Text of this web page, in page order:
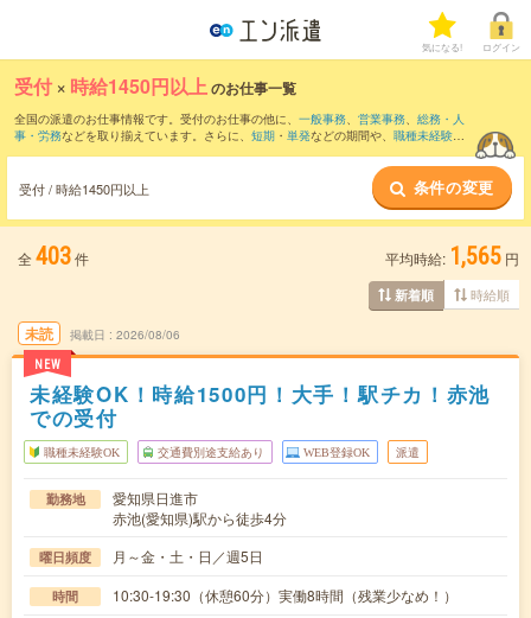
気になる! ログイン
受付 × 時給1450円以上のお仕事一覧
全国の派遣のお仕事情報です。受付のお仕事の他に、 一般事務、 営業事務、 総務・人
事・労務などを取り揃えています。さらに、 短期 ・ 単発などの期間や、 職種未経験OK
受付 / 時給1450円以上 条件の変更
全 403件 平均時給: 1,565 円
新着順 時給順
未読
NEW
掲載日 2026/08/06
未経験OK！時給1500円！大手！駅チカ！赤池
での受付
職種未経験OK 交通費別途支給あり WEB登録OK 派遣
勤務地
愛知県日進市
赤池(愛知県)駅から徒歩4分
曜日頻度 月～金・土・日／週5日
時間 10:30-19:30（休憩60分）実働8時間（残業少なめ！）